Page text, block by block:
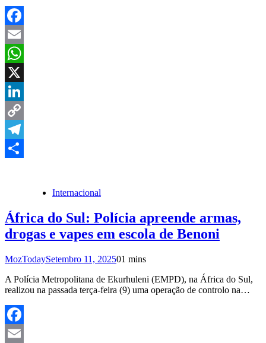
Facebook
Email
WhatsApp
X
LinkedIn
Copy
Link
Telegram
Internacional
África do Sul: Polícia apreende armas,
drogas e vapes em escola de Benoni
MozTodaySetembro 11, 202501 mins
A Polícia Metropolitana de Ekurhuleni (EMPD), na África do Sul,
realizou na passada terça-feira (9) uma operação de controlo na…
Facebook